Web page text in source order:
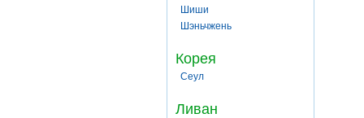
Шиши
Шэньчжень
Корея
Сеул
Ливан